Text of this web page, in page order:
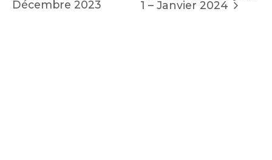
Décembre 2023
1 – Janvier 2024